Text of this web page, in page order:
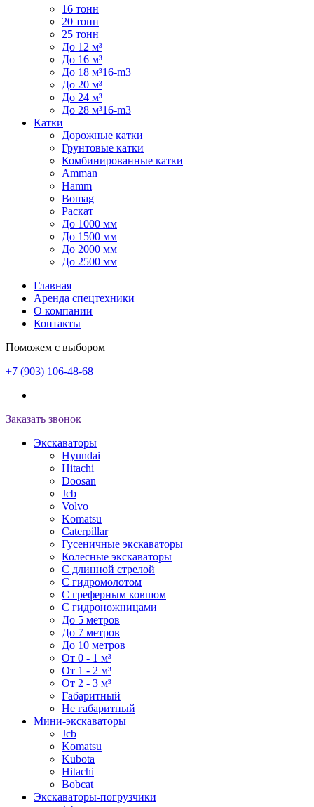
16 тонн
20 тонн
25 тонн
До 12 м³
До 16 м³
До 18 м³16-m3
До 20 м³
До 24 м³
До 28 м³16-m3
Катки
Дорожные катки
Грунтовые катки
Комбинированные катки
Amman
Hamm
Bomag
Раскат
До 1000 мм
До 1500 мм
До 2000 мм
До 2500 мм
Главная
Аренда спецтехники
О компании
Контакты
Поможем с выбором
+7 (903) 106-48-68
Заказать звонок
Экскаваторы
Hyundai
Hitachi
Doosan
Jcb
Volvo
Komatsu
Caterpillar
Гусеничные экскаваторы
Колесные экскаваторы
С длинной стрелой
С гидромолотом
С греферным ковшом
С гидроножницами
До 5 метров
До 7 метров
До 10 метров
От 0 - 1 м³
От 1 - 2 м³
От 2 - 3 м³
Габаритный
Не габаритный
Мини-экскаваторы
Jcb
Komatsu
Kubota
Hitachi
Bobcat
Экскаваторы-погрузчики